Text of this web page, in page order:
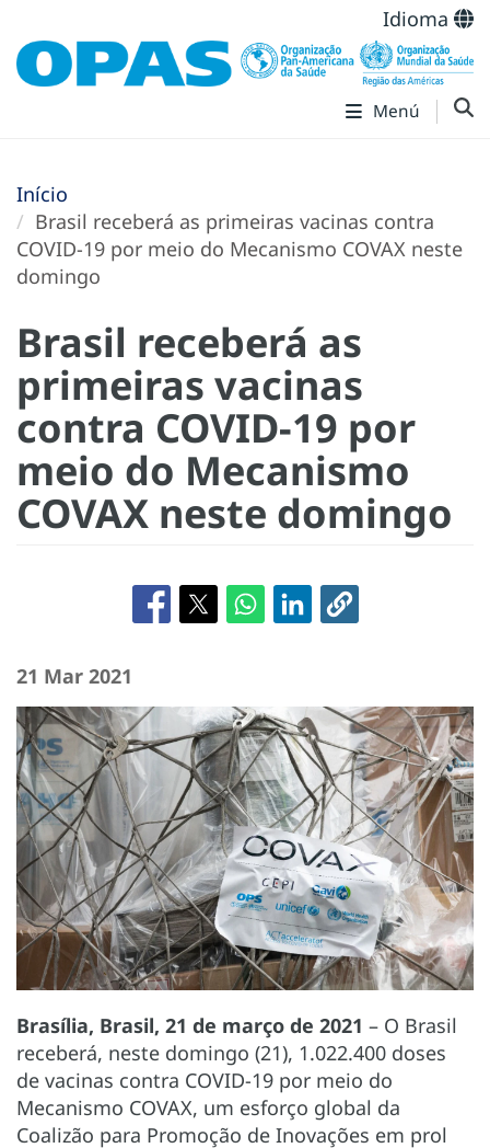
Idioma
Menú
Início
Brasil receberá as primeiras vacinas contra
COVID-19 por meio do Mecanismo COVAX neste
domingo
Brasil receberá as
primeiras vacinas
contra COVID-19 por
meio do Mecanismo
COVAX neste domingo
21 Mar 2021
Brasília, Brasil, 21 de março de 2021 – O Brasil
receberá, neste domingo (21), 1.022.400 doses
de vacinas contra COVID-19 por meio do
Mecanismo COVAX, um esforço global da
Coalizão para Promoção de Inovações em prol